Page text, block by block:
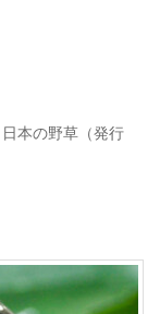
本の野草（発行